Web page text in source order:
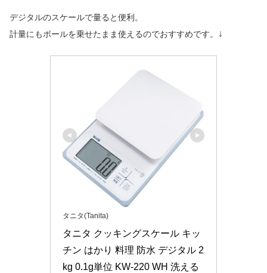
デジタルのスケールで量ると便利。
計量にもボールを乗せたまま使えるのでおすすめです。
↓
タニタ(Tanita)
タニタ クッキングスケール キッ
チン はかり 料理 防水 デジタル 2
kg 0.1g単位 KW-220 WH 洗える